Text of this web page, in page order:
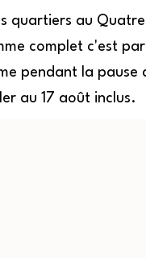
quartiers au
complet c'est par
pendant la pause
au 17 août inclus.